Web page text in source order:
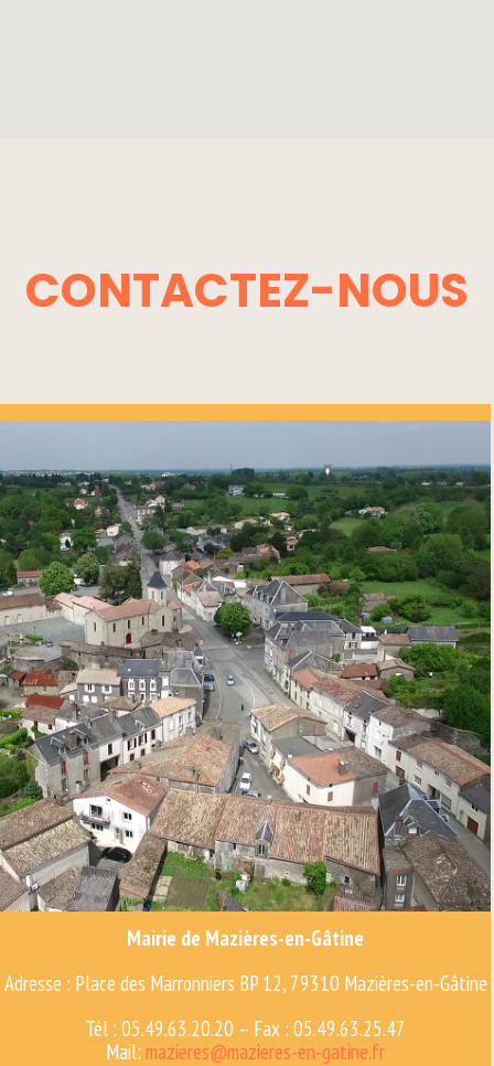
CONTACTEZ-NOUS
Mairie de Mazières-en-Gâtine
Adresse : Place des Marronniers BP 12, 79310 Mazières-en-Gâtine
Tél : 05.49.63.20.20 – Fax : 05.49.63.25.47
Mail: mazieres@mazieres-en-gatine.fr